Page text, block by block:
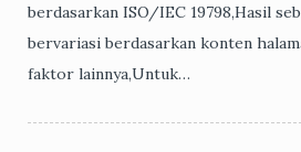
berdasarkan ISO/IEC 19798,Hasil
bervariasi berdasarkan konten
faktor lainnya,Untuk…